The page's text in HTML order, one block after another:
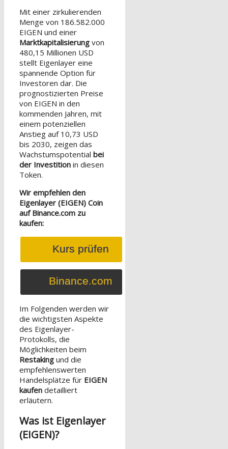
Mit einer zirkulierenden
Menge von 186.582.000
EIGEN und einer
Marktkapitalisierung von
480,15 Millionen USD
stellt Eigenlayer eine
spannende Option für
Investoren dar. Die
prognostizierten Preise
von EIGEN in den
kommenden Jahren, mit
einem potenziellen
Anstieg auf 10,73 USD
bis 2030, zeigen das
Wachstumspotential bei
der Investition in diesen
Token.
Wir empfehlen den
Eigenlayer (EIGEN) Coin
auf Binance.com zu
kaufen:
Kurs prüfen
Binance.com
Im Folgenden werden wir
die wichtigsten Aspekte
des Eigenlayer-
Protokolls, die
Möglichkeiten beim
Restaking und die
empfehlenswerten
Handelsplätze für EIGEN
kaufen detailliert
erläutern.
Was ist Eigenlayer
(EIGEN)?